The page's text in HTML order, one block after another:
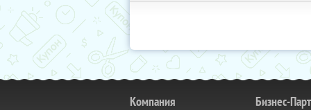
Компания Бизнес-